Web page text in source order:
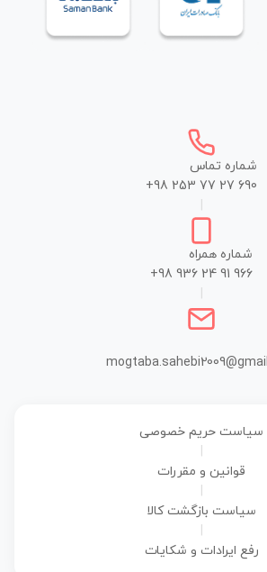
شماره تماس
+98 253 77 27 690
شماره همراه
+98 936 24 91 966
سیاست حریم خصوصی
قوانین و مقررات
سیاست بازگشت کالا
رفع ایرادات و شکایات